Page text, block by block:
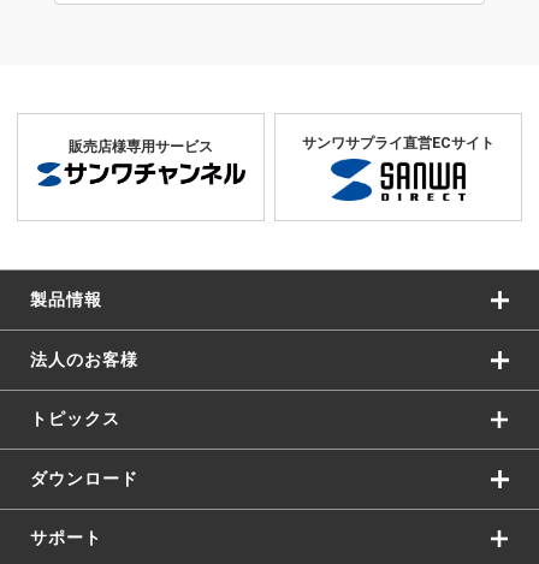
VESA規格対応
販売店様専用サービス サンワサプライ直営ECサイト
製品情報
法人のお客様
トピックス
ダウンロード
サポート